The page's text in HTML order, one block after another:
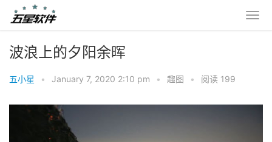
波浪上的夕阳余晖
五小星 • January 7, 2020 2:10 pm • 趣图 • 阅读 199